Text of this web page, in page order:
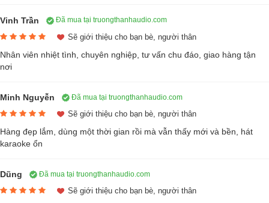
Bên cạnh đó, công nghệ EEEngine cũng được trang bị cho cục đẩy
Hệ thống tản nhiệt được nghiên cứu và tích hợp thông minh, tốc độ
phải đánh trong thời gian dài.
Vinh Trần Đã mua tại truongthanhaudio.com
Sẽ giới thiệu cho bạn bè, người thân
Nhân viên nhiệt tình, chuyên nghiệp, tư vấn chu đáo, giao hàng tận
nơi
Minh Nguyễn Đã mua tại truongthanhaudio.com
Sẽ giới thiệu cho bạn bè, người thân
Hàng đẹp lắm, dùng một thời gian rồi mà vẫn thấy mới và bền, hát
karaoke ổn
Dũng Đã mua tại truongthanhaudio.com
Sẽ giới thiệu cho bạn bè, người thân